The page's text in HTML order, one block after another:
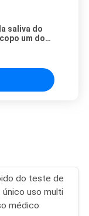
saliva do
um do
do teste de
uso multi
médico